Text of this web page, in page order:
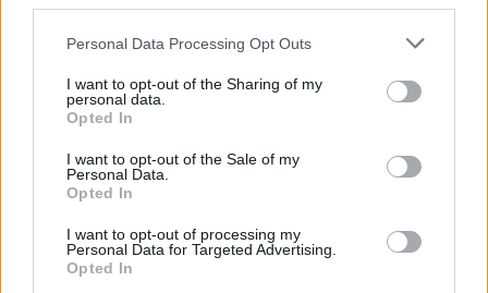
Please note that this website/app uses one or more Google
not limited to your visit or usage behaviour. You may click to
grant or deny consent to Google and its third-party tags to
use your data for below specified purposes in below Google
consent section.
Personal Data Processing Opt Outs
I want to opt-out of the Sharing of my
personal data.
Opted In
I want to opt-out of the Sale of my
Personal Data.
Opted In
I want to opt-out of processing my
Personal Data for Targeted Advertising.
Opted In